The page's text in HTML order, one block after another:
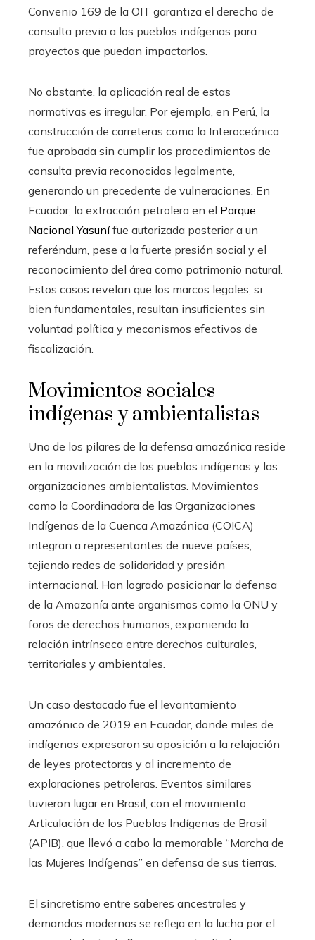
Convenio 169 de la OIT garantiza el derecho de
consulta previa a los pueblos indígenas para
proyectos que puedan impactarlos.
No obstante, la aplicación real de estas
normativas es irregular. Por ejemplo, en Perú, la
construcción de carreteras como la Interoceánica
fue aprobada sin cumplir los procedimientos de
consulta previa reconocidos legalmente,
generando un precedente de vulneraciones. En
Ecuador, la extracción petrolera en el Parque
Nacional Yasunífue autorizada posterior a un
referéndum, pese a la fuerte presión social y el
reconocimiento del área como patrimonio natural.
Estos casos revelan que los marcos legales, si
bien fundamentales, resultan insuficientes sin
voluntad política y mecanismos efectivos de
fiscalización.
Movimientos sociales
indígenas y ambientalistas
Uno de los pilares de la defensa amazónica reside
en la movilización de los pueblos indígenas y las
organizaciones ambientalistas. Movimientos
como la Coordinadora de las Organizaciones
Indígenas de la Cuenca Amazónica (COICA)
integran a representantes de nueve países,
tejiendo redes de solidaridad y presión
internacional. Han logrado posicionar la defensa
de la Amazonía ante organismos como la ONU y
foros de derechos humanos, exponiendo la
relación intrínseca entre derechos culturales,
territoriales y ambientales.
Un caso destacado fue el levantamiento
amazónico de 2019 en Ecuador, donde miles de
indígenas expresaron su oposición a la relajación
de leyes protectoras y al incremento de
exploraciones petroleras. Eventos similares
tuvieron lugar en Brasil, con el movimiento
Articulación de los Pueblos Indígenas de Brasil
(APIB), que llevó a cabo la memorable “Marcha de
las Mujeres Indígenas” en defensa de sus tierras.
El sincretismo entre saberes ancestrales y
demandas modernas se refleja en la lucha por el